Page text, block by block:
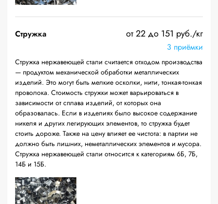
Стружка от 22 до 151 руб./кг
3 приёмки
Стружка нержавеющей стали считается отходом производства
— продуктом механической обработки металлических
изделий. Это могут быть мелкие осколки, нити, тонкая-тонкая
проволока. Стоимость стружки может варьироваться в
зависимости от сплава изделий, от которых она
образовалась. Если в изделиях было высокое содержание
никеля и других легирующих элементов, то стружка будет
стоить дороже. Также на цену влияет ее чистота: в партии не
должно быть лишних, неметаллических элементов и мусора.
Стружка нержавеющей стали относится к категориям 6Б, 7Б,
14Б и 15Б.